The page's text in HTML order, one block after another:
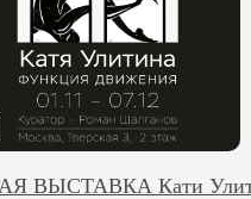
ВЫСТАВКА Кати